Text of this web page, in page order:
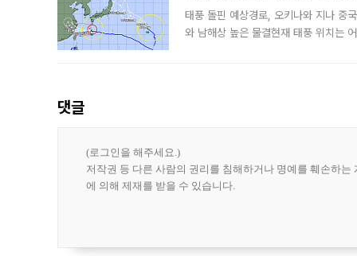
태풍 돌핀 예상경로, 오키나와 지나 중
와 남해상 높은 물결현재 태풍 위치는
댓글